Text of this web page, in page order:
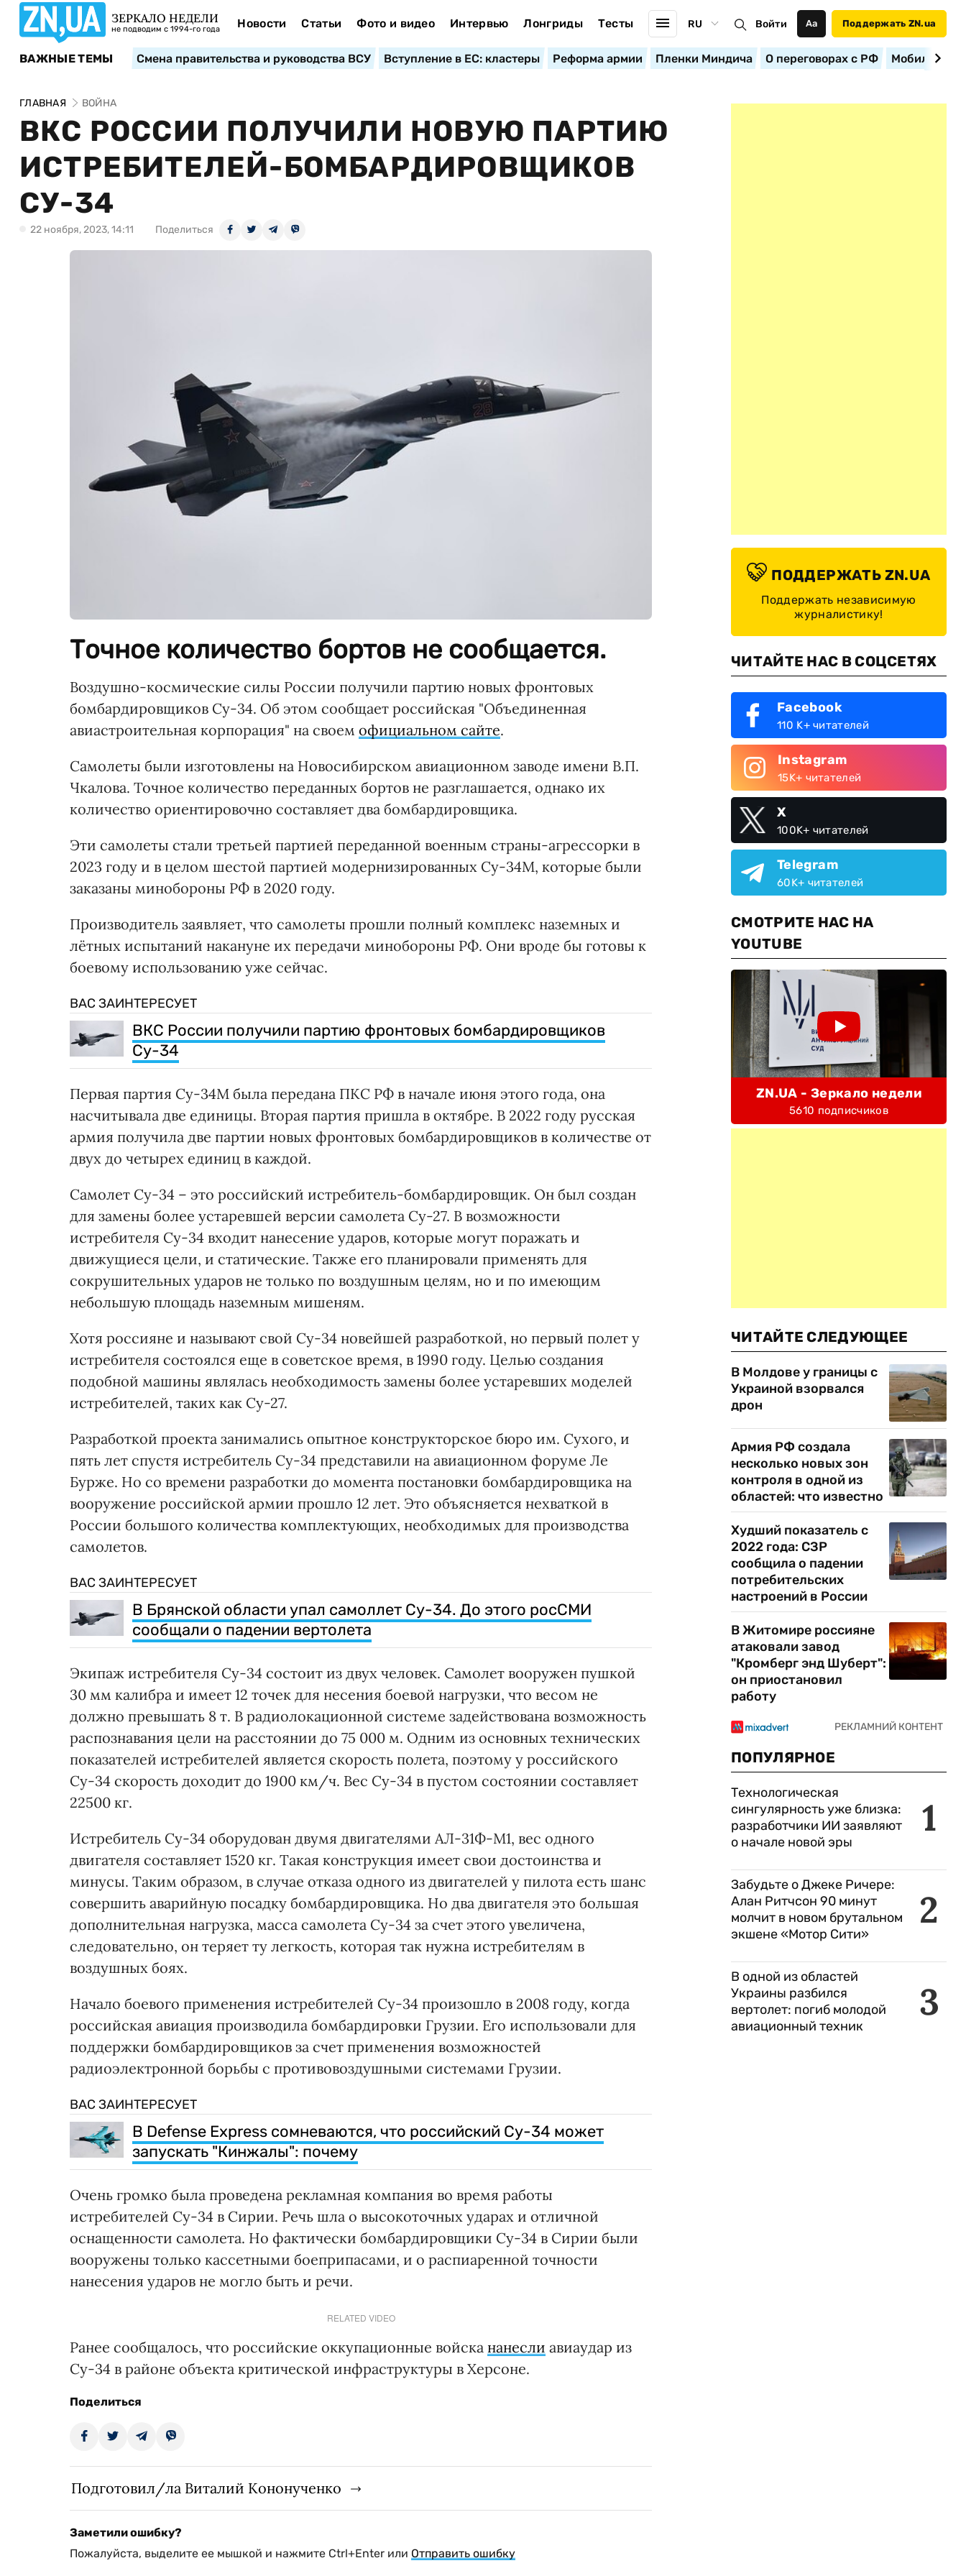
ЗЕРКАЛО НЕДЕЛИ
не подводим с 1994-го года Новости Статьи Фото и видео Интервью Лонгриды Тесты RU Войти Аа Поддержать ZN.ua
ВАЖНЫЕ ТЕМЫ Смена правительства и руководства ВСУ Вступление в ЕС: кластеры Реформа армии Пленки Миндича О переговорах с РФ
ГЛАВНАЯ ВОЙНА
ВКС РОССИИ ПОЛУЧИЛИ НОВУЮ ПАРТИЮ
ИСТРЕБИТЕЛЕЙ-БОМБАРДИРОВЩИКОВ
СУ-34
22 ноября, 2023, 14:11 Поделиться
Точное количество бортов не сообщается.
Воздушно-космические силы России получили партию новых фронтовых
бомбардировщиков Су-34. Об этом сообщает российская "Объединенная
авиастроительная корпорация" на своем официальном сайте.
Самолеты были изготовлены на Новосибирском авиационном заводе имени В.П.
Чкалова. Точное количество переданных бортов не разглашается, однако их
количество ориентировочно составляет два бомбардировщика.
Эти самолеты стали третьей партией переданной военным страны-агрессорки в
2023 году и в целом шестой партией модернизированных Су-34М, которые были
заказаны минобороны РФ в 2020 году.
Производитель заявляет, что самолеты прошли полный комплекс наземных и
лётных испытаний накануне их передачи минобороны РФ. Они вроде бы готовы к
боевому использованию уже сейчас.
ВАС ЗАИНТЕРЕСУЕТ
ВКС России получили партию фронтовых бомбардировщиков
Су-34
Первая партия Су-34М была передана ПКС РФ в начале июня этого года, она
насчитывала две единицы. Вторая партия пришла в октябре. В 2022 году русская
армия получила две партии новых фронтовых бомбардировщиков в количестве от
двух до четырех единиц в каждой.
Самолет Су-34 – это российский истребитель-бомбардировщик. Он был создан
для замены более устаревшей версии самолета Су-27. В возможности
истребителя Су-34 входит нанесение ударов, которые могут поражать и
движущиеся цели, и статические. Также его планировали применять для
сокрушительных ударов не только по воздушным целям, но и по имеющим
небольшую площадь наземным мишеням.
Хотя россияне и называют свой Су-34 новейшей разработкой, но первый полет у
истребителя состоялся еще в советское время, в 1990 году. Целью создания
подобной машины являлась необходимость замены более устаревших моделей
истребителей, таких как Су-27.
Разработкой проекта занимались опытное конструкторское бюро им. Сухого, и
пять лет спустя истребитель Су-34 представили на авиационном форуме Ле
Бурже. Но со времени разработки до момента постановки бомбардировщика на
вооружение российской армии прошло 12 лет. Это объясняется нехваткой в
России большого количества комплектующих, необходимых для производства
самолетов.
ВАС ЗАИНТЕРЕСУЕТ
В Брянской области упал самоллет Су-34. До этого росСМИ
сообщали о падении вертолета
Экипаж истребителя Су-34 состоит из двух человек. Самолет вооружен пушкой
30 мм калибра и имеет 12 точек для несения боевой нагрузки, что весом не
должно превышать 8 т. В радиолокационной системе задействована возможность
распознавания цели на расстоянии до 75 000 м. Одним из основных технических
показателей истребителей является скорость полета, поэтому у российского
Су-34 скорость доходит до 1900 км/ч. Вес Су-34 в пустом состоянии составляет
22500 кг.
Истребитель Су-34 оборудован двумя двигателями АЛ-31Ф-М1, вес одного
двигателя составляет 1520 кг. Такая конструкция имеет свои достоинства и
минусы. Таким образом, в случае отказа одного из двигателей у пилота есть шанс
совершить аварийную посадку бомбардировщика. Но два двигателя это большая
дополнительная нагрузка, масса самолета Су-34 за счет этого увеличена,
следовательно, он теряет ту легкость, которая так нужна истребителям в
воздушных боях.
Начало боевого применения истребителей Су-34 произошло в 2008 году, когда
российская авиация производила бомбардировки Грузии. Его использовали для
поддержки бомбардировщиков за счет применения возможностей
радиоэлектронной борьбы с противовоздушными системами Грузии.
ВАС ЗАИНТЕРЕСУЕТ
В Defense Express сомневаются, что российский Су-34 может
запускать "Кинжалы": почему
Очень громко была проведена рекламная компания во время работы
истребителей Су-34 в Сирии. Речь шла о высокоточных ударах и отличной
оснащенности самолета. Но фактически бомбардировщики Су-34 в Сирии были
вооружены только кассетными боеприпасами, и о распиаренной точности
нанесения ударов не могло быть и речи.
RELATED VIDEO
Ранее сообщалось, что российские оккупационные войска нанесли авиаудар из
Су-34 в районе объекта критической инфраструктуры в Херсоне.
Поделиться
Подготовил/ла Виталий Кононученко
Заметили ошибку?
Пожалуйста, выделите ее мышкой и нажмите Ctrl+Enter или Отправить ошибку
ПОДДЕРЖАТЬ ZN.UA
Поддержать независимую
журналистику!
ЧИТАЙТЕ НАС В СОЦСЕТЯХ
Facebook
110 K+ читателей
Instagram
15K+ читателей
X
100K+ читателей
Telegram
60K+ читателей
СМОТРИТЕ НАС НА
YOUTUBE
ZN.UA - Зеркало недели
5610 подписчиков
ЧИТАЙТЕ СЛЕДУЮЩЕЕ
В Молдове у границы с
Украиной взорвался
дрон
Армия РФ создала
несколько новых зон
контроля в одной из
областей: что известно
Худший показатель с
2022 года: СЗР
сообщила о падении
потребительских
настроений в России
В Житомире россияне
атаковали завод
"Кромберг энд Шуберт":
он приостановил
работу
ПОПУЛЯРНОЕ
1
Технологическая
сингулярность уже близка:
разработчики ИИ заявляют
о начале новой эры
2
Забудьте о Джеке Ричере:
Алан Ритчсон 90 минут
молчит в новом брутальном
экшене «Мотор Сити»
3
В одной из областей
Украины разбился
вертолет: погиб молодой
авиационный техник